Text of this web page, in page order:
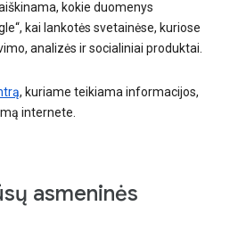
kokie duomenys
kai lankotės svetainėse, kuriose
analizės ir socialiniai produktai.
, kuriame teikiama informacijos,
internete.
asmeninės